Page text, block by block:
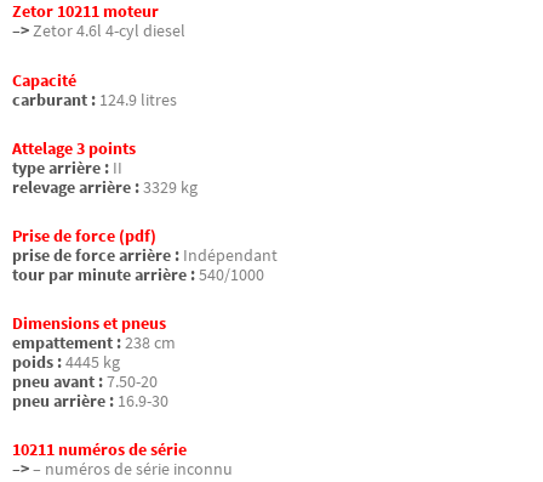
Zetor 10211 moteur
–>Zetor 4.6l 4-cyl diesel
Capacité
carburant : 124.9 litres
Attelage 3 points
type arrière : II
relevage arrière :3329 kg
Prise de force (pdf)
prise de force arrière : Indépendant
tour par minute arrière :540/1000
Dimensions et pneus
empattement :238 cm
poids :4445 kg
pneu avant :7.50-20
pneu arrière : 16.9-30
10211 numéros de série
–>– numéros de série inconnu